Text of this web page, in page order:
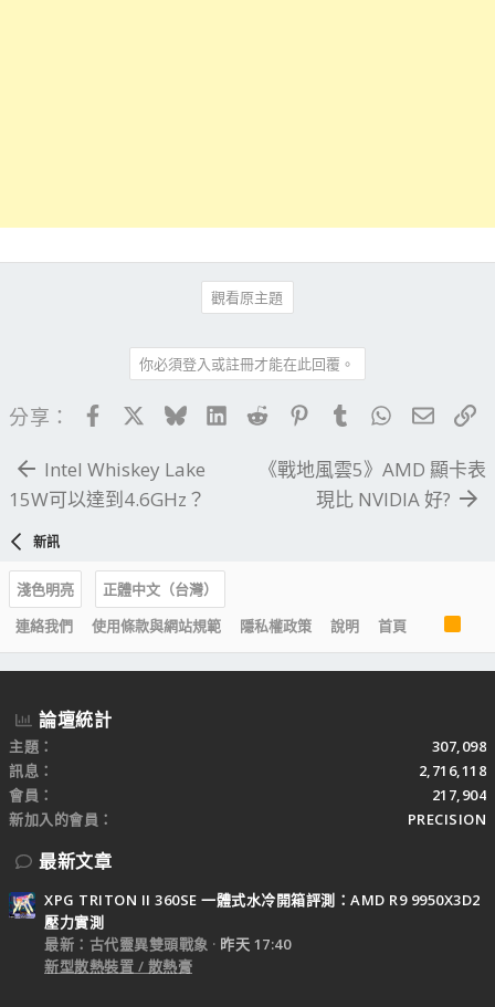
觀看原主題
你必須登入或註冊才能在此回覆。
分享： FacebookBlueskyLinkedIn
Reddit PinterestTumblrWhatsApp
電子
Intel Whiskey Lake
15W可以達到4.6GHz？
《戰地風雲5》AMD 顯卡表
現比 NVIDIA 好?
新訊
淺色明亮
正體中文（台灣）
連絡我們
使用條款與網站規範 隱私權政策 說明 首頁
R
S
S
論壇統計
主題
307,098
訊息
2,716,118
會員
217,904
新加入的會員
PRECISION
最新文章
XPG TRITON II 360SE 一體式水冷開箱評測：AMD R9 9950X3D2
壓力實測
最新：古代靈異雙頭戰象
昨天 17:40
新型散熱裝置 / 散熱膏